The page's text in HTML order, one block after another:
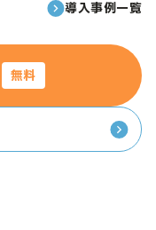
導入事例一覧
無料